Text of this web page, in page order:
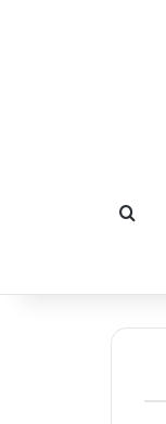
بحث عن